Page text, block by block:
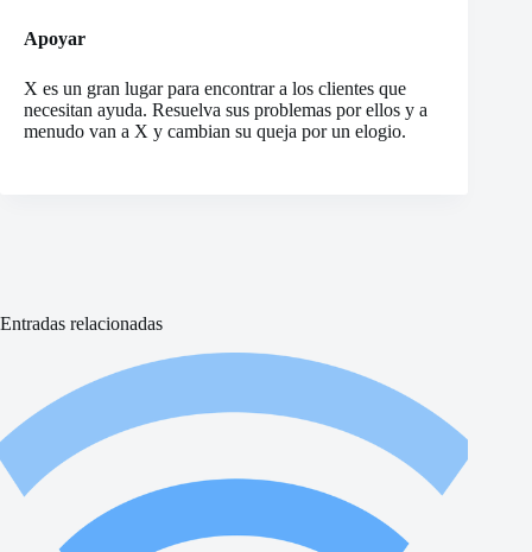
Apoyar
X es un gran lugar para encontrar a los clientes que
necesitan ayuda. Resuelva sus problemas por ellos y a
menudo van a X y cambian su queja por un elogio.
Entradas relacionadas